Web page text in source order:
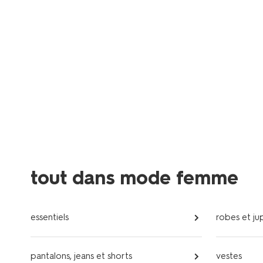
tout dans mode femme
essentiels robes et
pantalons, jeans et shorts vestes